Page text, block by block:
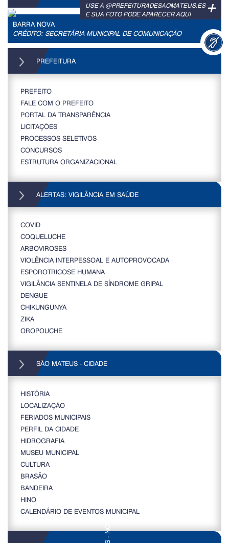
+
USE A @PREFEITURADESAOMATEUS.ES
E SUA FOTO PODE APARECER AQUI
BARRA NOVA
CRÉDITO: SECRETÁRIA MUNICIPAL DE COMUNICAÇÃO
PREFEITURA
PREFEITO
FALE COM O PREFEITO
PORTAL DA TRANSPARÊNCIA
LICITAÇÕES
PROCESSOS SELETIVOS
CONCURSOS
ESTRUTURA ORGANIZACIONAL
ALERTAS: VIGILÂNCIA EM SAÚDE
COVID
COQUELUCHE
ARBOVIROSES
VIOLÊNCIA INTERPESSOAL E AUTOPROVOCADA
ESPOROTRICOSE HUMANA
VIGILÂNCIA SENTINELA DE SÍNDROME GRIPAL
DENGUE
CHIKUNGUNYA
ZIKA
OROPOUCHE
SÃO MATEUS - CIDADE
HISTÓRIA
LOCALIZAÇÃO
FERIADOS MUNICIPAIS
PERFIL DA CIDADE
HIDROGRAFIA
MUSEU MUNICIPAL
CULTURA
BRASÃO
BANDEIRA
HINO
CALENDÁRIO DE EVENTOS MUNICIPAL